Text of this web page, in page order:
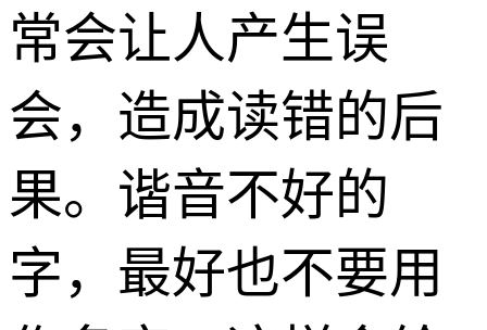
常会让人产生误
会，造成读错的后
果。谐音不好的
字，最好也不要用